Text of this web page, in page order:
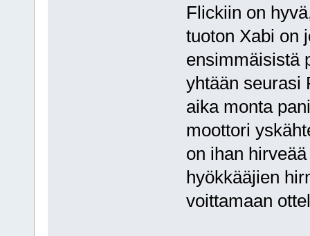
Flickiin on
tuoton Xabi on
ensimmäisistä
yhtään seurasi
aika monta
moottori
on ihan
hyökkääjien
voittamaan